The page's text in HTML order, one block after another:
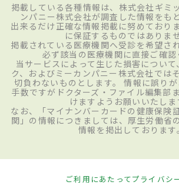
掲載している各種情報は、株式会社ギミ
ンパニー株式会社が調査した情報をも
出来るだけ正確な情報掲載に努めており
に保証するものではありませ
掲載されている医療機関へ受診を希望さ
必ず該当の医療機関に直接ご確認
当サービスによって生じた損害について
ク、およびミーカンパニー株式会社では
切負わないものとします。 情報に誤り
手数ですがドクターズ・ファイル編集部
けますようお願いいたしま
なお、「マイナンバーカードの健康保険
関」の情報につきましては、厚生労働省
情報を掲出しております。
ご利用にあたってプライバシ